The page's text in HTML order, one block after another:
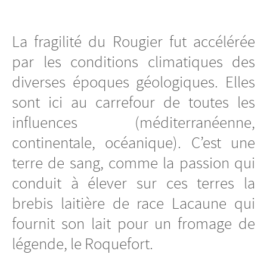
La fragilité du Rougier fut accélérée
par les conditions climatiques des
diverses époques géologiques. Elles
sont ici au carrefour de toutes les
influences (méditerranéenne,
continentale, océanique). C’est une
terre de sang, comme la passion qui
conduit à élever sur ces terres la
brebis laitière de race Lacaune qui
fournit son lait pour un fromage de
légende, le Roquefort.